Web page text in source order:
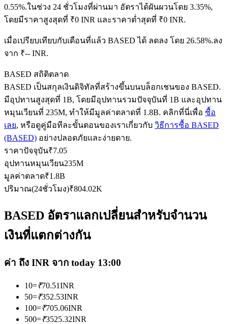
ฟิวเจอร์ส USDC
ฟิวเจอร์สที่ใช้ USDC เป็นหลักประกัน
คัดลอกการซื้อขาย
เข้าร่วมกับเทรดเดอร์ชั้นนำ
เป็นเทรดเดอร์คัดลอก
เพลิดเพลินกับการแบ่งปันผลกำไรและค่าคอมมิชชั่นการคัด
ลอกการซื้อขาย
0.55%.ในช่วง 24 ชั่วโมงที่ผ่านมา อัตราได้ผันผวนโดย 3.35%,
โดยมีราคาสูงสุดที่ ₹0 INR และราคาต่ำสุดที่ ₹0 INR.
เมื่อเปรียบเทียบกับเดือนที่แล้ว BASED ได้ ลดลง โดย 26.58%.ลง
จาก ₹-- INR.
BASED สถิติตลาด
BASED เป็นสกุลเงินดิจิทัลที่สร้างขึ้นบนบล็อกเชนของ BASED.
มีอุปทานสูงสุดที่ 1B, โดยมีอุปทานรวมปัจจุบันที่ 1B และอุปทาน
หมุนเวียนที่ 235M, ทำให้มีมูลค่าตลาดที่ 1.8B. คลิกที่นี่เพื่อ ซื้อ
เลย, หรือดูคู่มือทีละขั้นตอนของเราเกี่ยวกับ วิธีการซื้อ BASED
(BASED) อย่างปลอดภัยและง่ายดาย.
ราคาปัจจุบัน₹7.05
อุปทานหมุนเวียน235M
มูลค่าตลาด₹1.8B
ปริมาณ(24ชั่วโมง)₹804.02K
BASED อัตราแลกเปลี่ยนสำหรับจำนวน
เงินที่แตกต่างกัน
ค่า ถึง INR จาก today 13:00
10=₹70.51INR
50=₹352.53INR
100=₹705.06INR
500=₹3525.32INR